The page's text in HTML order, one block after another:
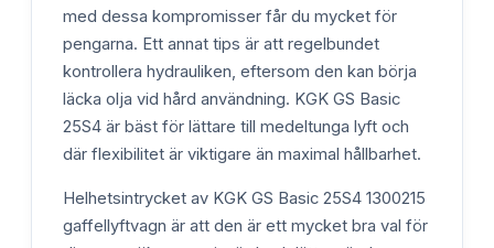
med dessa kompromisser får du mycket för
pengarna. Ett annat tips är att regelbundet
kontrollera hydrauliken, eftersom den kan börja
läcka olja vid hård användning. KGK GS Basic
25S4 är bäst för lättare till medeltunga lyft och
där flexibilitet är viktigare än maximal hållbarhet.
Helhetsintrycket av KGK GS Basic 25S4 1300215
gaffellyftvagn är att den är ett mycket bra val för